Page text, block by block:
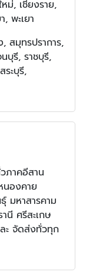
ม่, เชียงราย,
พะเยา
สมุทรปราการ,
บุรี, ราชบุรี,
ระบุรี,
ภาคอีสาน
องคาย
มหาสารคาม
นี ศรีสะเกษ
ะ จัดส่งทั่วทุก